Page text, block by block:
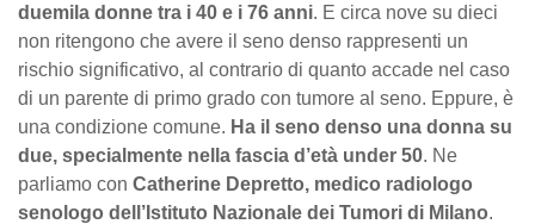
duemila donne tra i 40 e i 76 anni. E circa nove su dieci
non ritengono che avere il seno denso rappresenti un
rischio significativo, al contrario di quanto accade nel caso
di un parente di primo grado con tumore al seno. Eppure, è
una condizione comune. Ha il seno denso una donna su
due, specialmente nella fascia d’età under 50. Ne
parliamo con Catherine Depretto, medico radiologo
senologo dell’Istituto Nazionale dei Tumori di Milano.